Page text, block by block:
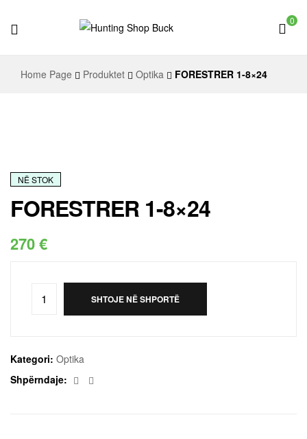
Shop
0
Home Page Produktet Optika FORESTRER 1-8×24
NË STOK
FORESTRER 1-8×24
270€
SHTOJE NË SHPORTË
Kategori: Optika
Shpërndaje:
Facebook